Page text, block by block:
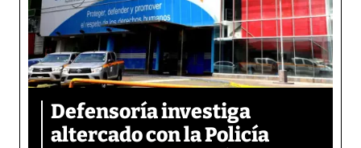
Defensoría investiga
altercado con la Policía